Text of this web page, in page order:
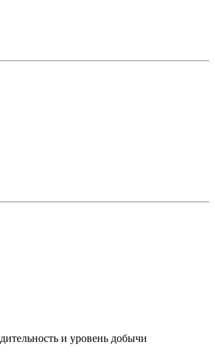
и уровень добычи